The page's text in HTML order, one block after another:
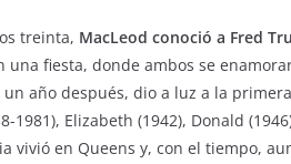
treinta, MacLeod conoció a Fred
una fiesta, donde ambos se
un año después, dio a luz a la
1981), Elizabeth (1942), Donald
vivió en Queens y, con el tiempo,